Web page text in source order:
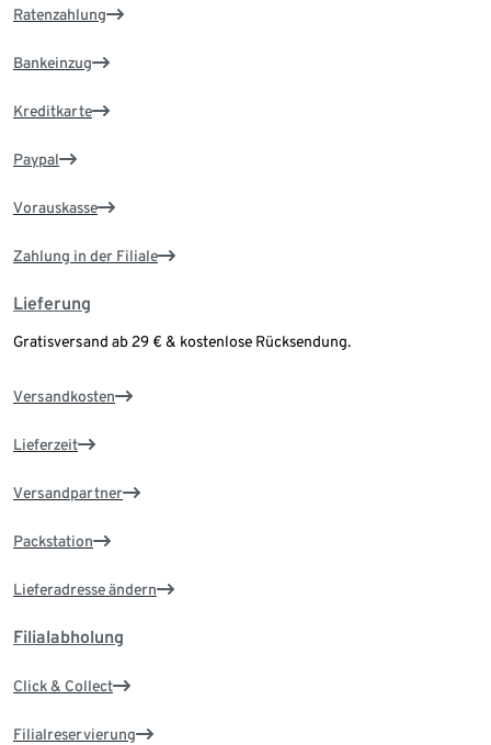
Ratenzahlung
Bankeinzug
Kreditkarte
Paypal
Vorauskasse
Zahlung in der Filiale
Lieferung
Gratisversand ab 29 € & kostenlose Rücksendung.
Versandkosten
Lieferzeit
Versandpartner
Packstation
Lieferadresse ändern
Filialabholung
Click & Collect
Filialreservierung